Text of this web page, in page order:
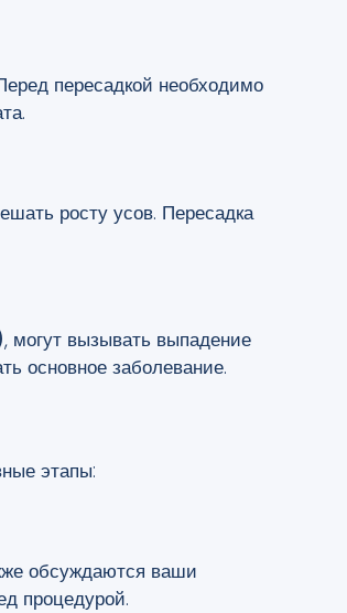
пересадкой необходимо
росту усов. Пересадка
, могут вызывать выпадение
основное заболевание.
этапы:
обсуждаются ваши
процедурой.